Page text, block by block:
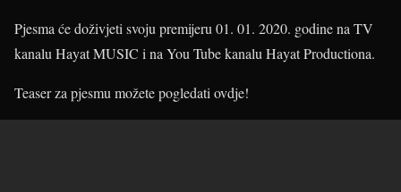
Pjesma će doživjeti svoju premijeru 01. 01. 2020. godine na TV
kanalu Hayat MUSIC i na You Tube kanalu Hayat Productiona.
Teaser za pjesmu možete pogledati ovdje!